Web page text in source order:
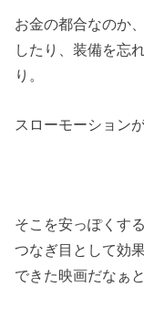
お金の都合なのか
したり、装備を忘
り。
スローモーション
そこを安っぽくす
つなぎ目として効
できた映画だなぁと